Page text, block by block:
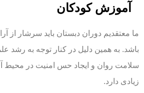
آموزش کودکان
ما معتقدیم دوران دبستان باید سرشار از
باشد. به همین دلیل در کنار توجه به رشد
سلامت روان و ایجاد حس امنیت در محیط
زیادی دارد.